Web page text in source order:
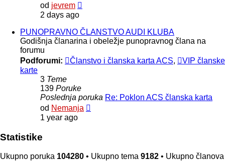
od jevrem
2 days ago
PUNOPRAVNO ČLANSTVO AUDI KLUBA
Godišnja članarina i obeležje punopravnog člana na
forumu
Podforumi:
Članstvo i članska karta ACS,
VIP članske
karte
3 Teme
139 Poruke
Poslednja poruka Re: Poklon ACS članska karta
od Nemanja
1 year ago
Statistike
Ukupno poruka 104280 • Ukupno tema 9182 • Ukupno članova